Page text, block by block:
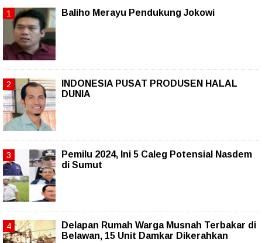
Baliho Merayu Pendukung Jokowi
INDONESIA PUSAT PRODUSEN HALAL
DUNIA
Pemilu 2024, Ini 5 Caleg Potensial Nasdem
di Sumut
Delapan Rumah Warga Musnah Terbakar di
Belawan, 15 Unit Damkar Dikerahkan